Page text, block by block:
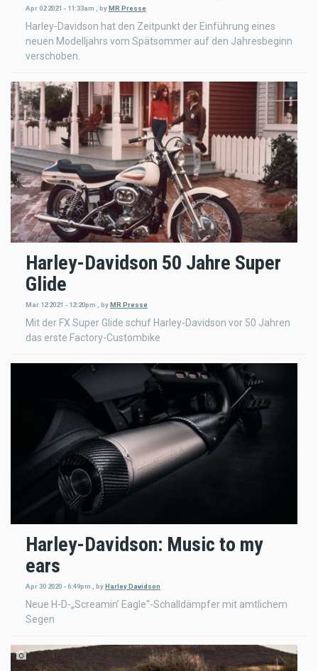
Apr 02 2021 - 11:33am byMR Presse
Harley-Davidson hat den Zeitpunkt der Einführung eines
neuen Modelljahrs vom Spätsommer auf den Jahresbeginn
verschoben.
Harley-Davidson 50 Jahre Super
Glide
Mar 12 2021 - 12:20pm byMR Presse
Mit der FX Super Glide schuf Harley-Davidson vor 50 Jahren
das erste Factory-Custombike
Harley-Davidson: Music to my
ears
Apr 30 2020 - 6:49pm byHarley Davidson
Neue H-D-„Screamin’ Eagle“-Schalldämpfer mit amtlichem
Segen